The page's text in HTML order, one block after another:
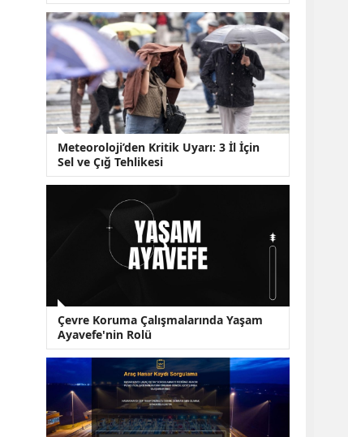
Meteoroloji’den Kritik Uyarı: 3 İl İçin
Sel ve Çığ Tehlikesi
Çevre Koruma Çalışmalarında Yaşam
Ayavefe'nin Rolü